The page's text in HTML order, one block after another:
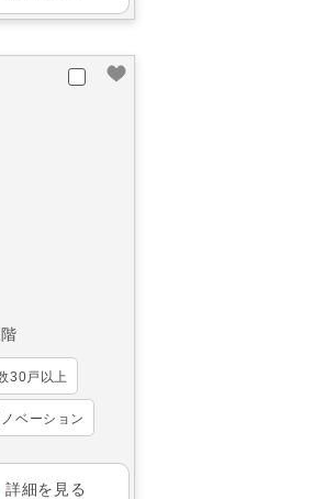
30戸以上
ベーション
詳細を見る